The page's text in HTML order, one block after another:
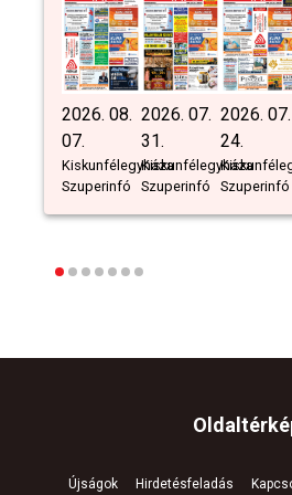
2026. 08.
07.
Kiskunfélegyháza
Szuperinfó
2026. 07.
31.
Kiskunfélegyháza
Szuperinfó
2026. 07.
24.
Szuperinfó
Újságok Hirdetésfeladás